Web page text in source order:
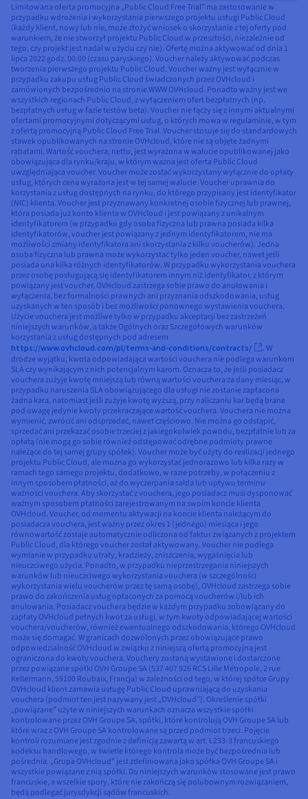
Limitowana oferta promocyjna „Public Cloud Free Trial” ma zastosowanie w
przypadku wdrożenia i wykorzystania pierwszego projektu usługi Public Cloud
(każdy klient, nowy lub nie, może złożyć wniosek o skorzystanie z tej oferty pod
warunkiem, że nie stworzył projektu Public Cloud w przeszłości, niezależnie od
tego, czy projekt jest nadal w użyciu czy nie). Ofertę można aktywować od dnia 1
lipca 2022 godz. 00:00 (czasu paryskiego). Voucher należy aktywować podczas
tworzenia pierwszego projektu Public Cloud. Voucher ważny jest wyłącznie w
przypadku zakupu usług Public Cloud świadczonych przez OVHcloud i
zamówionych bezpośrednio na stronie WWW OVHcloud. Ponadto ważny jest we
wszystkich regionach Public Cloud, z wyłączeniem ofert bezpłatnych (np.
bezpłatnych usług w fazie testów beta). Voucher nie łączy się z innymi aktualnymi
ofertami promocyjnymi dotyczącymi usług, o których mowa w regulaminie, w tym
z ofertą promocyjną Public Cloud Free Trial. Voucher stosuje się do standardowych
stawek opublikowanych na stronie OVHcloud, które nie są objęte żadnymi
rabatami. Wartość vouchera, netto, jest wyrażona w walucie opublikowanej jako
obowiązująca dla rynku/kraju, w którym ważna jest oferta Public Cloud
uwzględniająca voucher. Voucher może zostać wykorzystany wyłącznie do opłaty
usług, których cena wyrażona jest w tej samej walucie. Voucher uprawnia do
korzystania z usług dostępnych na rynku, do którego przypisany jest identyfikator
(NIC) klienta. Voucher jest przyznawany konkretnej osobie fizycznej lub prawnej,
która posiada już konto klienta w OVHcloud i jest powiązany z unikalnym
identyfikatorem (w przypadku gdy osoba fizyczna lub prawna posiada kilka
identyfikatorów, voucher jest powiązany z jednym identyfikatorem, nie ma
możliwości zmiany identyfikatora ani skorzystania z kilku voucherów). Jedna
osoba fizyczna lub prawna może wykorzystać tylko jeden voucher, nawet jeśli
posiada ona kilka różnych identyfikatorów. W przypadku wykorzystania vouchera
przez osobę posługującą się identyfikatorem innym niż identyfikator, z którym
powiązany jest voucher, OVHcloud zastrzega sobie prawo do anulowania i
wyłączenia, bez formalności prawnych ani przyznania odszkodowania, usług
uzyskanych w ten sposób i bez możliwości ponownego wystawienia vouchera.
Użycie vouchera jest możliwe tylko w przypadku akceptacji bez zastrzeżeń
niniejszych warunków, a także Ogólnych oraz Szczegółowych warunków
korzystania z usług dostępnych pod adresem
https://www.ovhcloud.com/pl/terms-and-conditions/contracts/
. W
drodze wyjątku, kwota odpowiadająca wartości vouchera nie podlega warunkom
SLA czy wynikającym z nich potencjalnym karom. Oznacza to, że jeśli posiadacz
vouchera zużyje kwotę mniejszą lub równą wartości vouchera za dany miesiąc, w
przypadku naruszenia SLA obowiązującego dla usługi nie zostanie zapłacona
żadna kara, natomiast jeśli zużyje kwotę wyższą, przy naliczaniu kar będą brane
pod uwagę jedynie kwoty przekraczające wartość vouchera. Vouchera nie można
wymienić, zwrócić ani odsprzedać, nawet częściowo. Nie można go odstąpić,
sprzedać ani przekazać osobie trzeciej z jakiegokolwiek powodu, bezpłatnie lub za
opłatą (nie mogą go sobie również odstępować odrębne podmioty prawne
należące do tej samej grupy spółek). Voucher może być użyty do realizacji jednego
projektu Public Cloud, ale można go wykorzystać jednorazowo lub kilka razy w
ramach tego samego projektu, dodatkowo, w razie potrzeby, w połączeniu z
innym sposobem płatności, aż do wyczerpania salda lub upływu terminu
ważności vouchera. Aby skorzystać z vouchera, jego posiadacz musi dysponować
ważnym sposobem płatności zarejestrowanym na swoim koncie klienta
OVHcloud. Voucher, od momentu aktywacji na koncie klienta należącym do
posiadacza vouchera, jest ważny przez okres 1 (jednego) miesiąca i jego
równowartość zostaje automatycznie odliczona od faktur związanych z projektem
Public Cloud, dla którego voucher został aktywowany. Voucher nie podlega
wymianie w przypadku utraty, kradzieży, zniszczenia, wygaśnięcia lub
nieuczciwego użycia. Ponadto, w przypadku nieprzestrzegania niniejszych
warunków lub nieuczciwego wykorzystania vouchera (w szczególności
wykorzystania wielu voucherów przez tę samą osobę), OVHcloud zastrzega sobie
prawo do zakończenia usług opłaconych za pomocą voucherów i/lub ich
anulowania. Posiadacz vouchera będzie w każdym przypadku zobowiązany do
zapłaty OVHcloud pełnych kwot za usługi, w tym kwoty odpowiadającej wartości
vouchera/voucherów, również ewentualnego odszkodowania, którego OVHcloud
może się domagać. W granicach dozwolonych przez obowiązujące prawo
odpowiedzialność OVHcloud w związku z niniejszą ofertą promocyjną jest
ograniczona do kwoty vouchera. Vouchery zostaną wystawione i dostarczone
przez powiązane spółki OVH Groupe SA (537 407 926 RCS Lille Métropole, 2 rue
Kellermann, 59100 Roubaix, Francja) w zależności od tego, w której spółce Grupy
OVHcloud klient zamawia usługę Public Cloud uprawniającą do uzyskania
vouchera (podmiot ten jest nazywany jest „OVHcloud”). Określenie spółki
„powiązane” użyte w niniejszych warunkach oznacza wszystkie spółki
kontrolowane przez OVH Groupe SA, spółki, które kontrolują OVH Groupe SA lub
które wraz z OVH Groupe SA kontrolowane są przed podmiot trzeci. Pojęcie
kontroli rozumiane jest zgodnie z definicją zawartą w art. L233-3 francuskiego
kodeksu handlowego, w świetle którego kontrola może być bezpośrednia lub
pośrednia. „Grupa OVHcloud” jest zdefiniowana jako spółka OVH Groupe SA i
wszystkie powiązane z nią spółki. Do niniejszych warunków stosowane jest prawo
francuskie, a wszelkie spory, które nie zakończą się polubownym rozwiązaniem,
będą podlegać jurysdykcji sądów francuskich.